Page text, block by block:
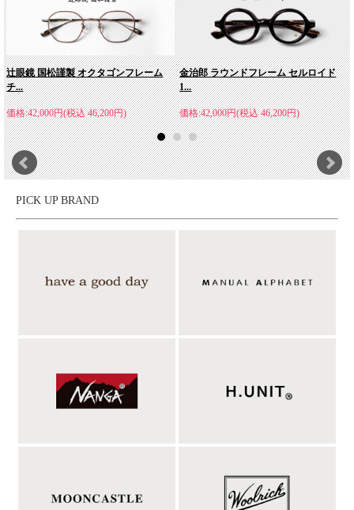
辻眼鏡 国松謹製 オクタゴンフレーム
チ...
価格:42,000円(税込 46,200円)
金治郎 ラウンドフレーム セルロイド
1...
価格:42,000円(税込 46,200円)
PICK UP BRAND